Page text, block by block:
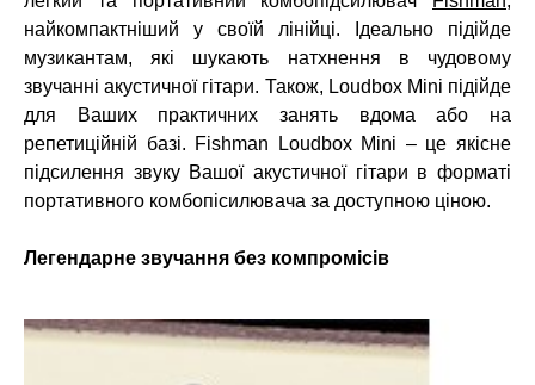
найкомпактніший у своїй лінійці. Ідеально підійде
музикантам, які шукають натхнення в чудовому
звучанні акустичної гітари. Також, Loudbox Mini підійде
для Ваших практичних занять вдома або на
репетиційній базі. Fishman Loudbox Mini – це якісне
підсилення звуку Вашої акустичної гітари в форматі
портативного комбопісилювача за доступною ціною.
Легендарне звучання без компромісів